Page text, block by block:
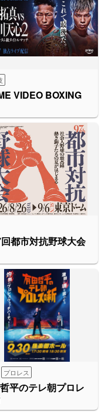
VIDEO BOXING
都市対抗野球大会
平のテレ朝プロレ
プロレス